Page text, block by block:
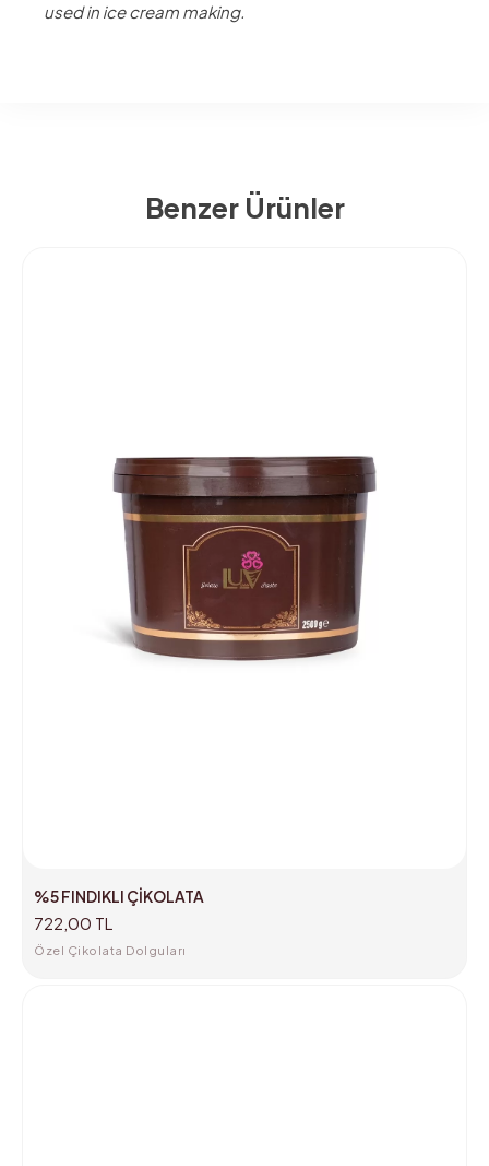
used in ice cream making.
Benzer Ürünler
%5 FINDIKLI ÇİKOLATA
722,00 TL
Özel Çikolata Dolguları